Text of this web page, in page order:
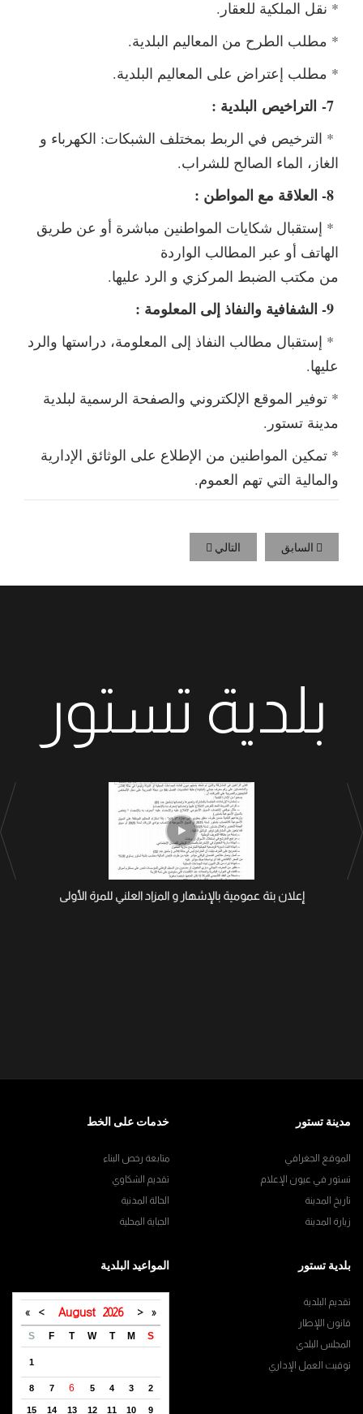
* نقل الملكية للعقار.
* مطلب الطرح من المعاليم البلدية.
* مطلب إعتراض على المعاليم البلدية.
7- التراخيص البلدية :
* الترخيص في الربط بمختلف الشبكات: الكهرباء و
الغاز، الماء الصالح للشراب.
8- العلاقة مع المواطن :
* إستقبال شكايات المواطنين مباشرة أو عن طريق
الهاتف أو عبر المطالب الواردة
من مكتب الضبط المركزي و الرد عليها.
9- الشفافية والنفاذ إلى المعلومة :
* إستقبال مطالب النفاذ إلى المعلومة، دراستها والرد
عليها.
* توفير الموقع الإلكتروني والصفحة الرسمية لبلدية
مدينة تستور.
* تمكين المواطنين من الإطلاع على الوثائق الإدارية
والمالية التي تهم العموم.
السابق التالي
بلدية تستور
إعلان بتة عمومية بالإشهار و المزاد العلني للمرة الأولى
مدينة تستور
الموقع الجغرافي
تستور في عيون الإعلام
تاريخ المدينة
زيارة المدينة
خدمات على الخط
متابعة رخص البناء
تقديم الشكاوي
الحالة المدنية
الجباية المحلية
بلدية تستور
تقديم البلدية
قانون اللإطار
المجلس البلدي
توقيت العمل الإداري
المواعيد البلدية
«
<
August 2026
>
»
S
M
T
W
T
F
S
1
2
3
4
5
6
7
8
9
10
11
12
13
14
15